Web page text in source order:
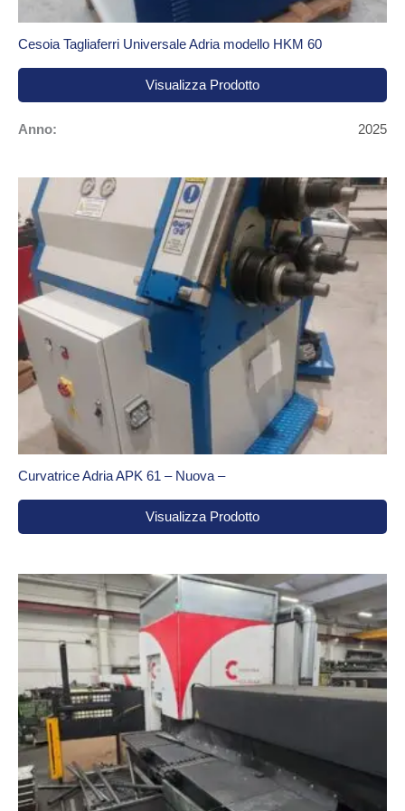
lavorazioni complesse.
garantiscono piega costante e ripetibile, per risultati
professionali.
Taglio laser usato: tecnologie avanzate per tagli ad alta
Combinata punzonatrice/laser usata: una soluzione
unica, versatile e performante.
Compressori usati
: per alimentare utensili pneumatici
in modo efficiente.
Scantonatrici usate
: per angoli puliti e lavorazioni
accurate.
Sistemi automatici per taglio laser
molteplici lavorazioni.
Centri di lavoro usati: precisi, veloci e indispensabili
per lavorazioni CNC.
Perché scegliere l’usato revisionato T.P.C.
Scegliere una macchina usata non significa accettare
compromessi. Ecco perché T.P.C. è un punto di riferimento:
Garanzia di qualità: ogni macchina utensile è
collaudata dai nostri tecnici.
Cesoia Tagliaferri Universale Adria modello HKM 60
Visualizza Prodotto
Anno: 2025
Curvatrice Adria APK 61 – Nuova –
Visualizza Prodotto